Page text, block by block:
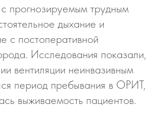
прогнозируемым трудным
дыхание и
с постоперативной
Исследования показали,
вентиляции неинвазивным
период пребывания в ОРИТ,
выживаемость пациентов.